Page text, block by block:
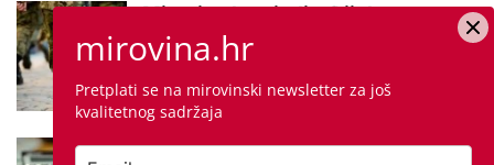
Mirovine branitelja: Dijele se u
dvije kategorije, a prima ih oko
140.000 umirovljenika
Što je MIREX i kako se računa?
mirovina.hr
Pretplati se na mirovinski newsletter za još
kvalitetnog sadržaja